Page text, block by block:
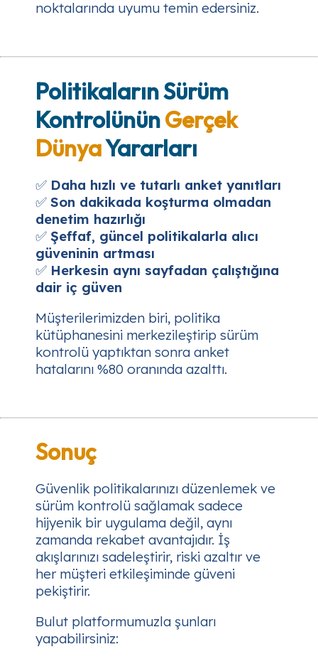
noktalarında uyumu temin edersiniz.
Politikaların Sürüm
KontrolününGerçek
DünyaYararları
✅ Daha hızlı ve tutarlı anket yanıtları
✅ Son dakikada koşturma olmadan
denetim hazırlığı
✅ Şeffaf, güncel politikalarla alıcı
güveninin artması
✅ Herkesin aynı sayfadan çalıştığına
dair iç güven
Müşterilerimizden biri, politika
kütüphanesini merkezileştirip sürüm
kontrolü yaptıktan sonra anket
hatalarını %80 oranında azalttı.
Sonuç
Güvenlik politikalarınızı düzenlemek ve
sürüm kontrolü sağlamak sadece
hijyenik bir uygulama değil, aynı
zamanda rekabet avantajıdır. İş
akışlarınızı sadeleştirir, riski azaltır ve
her müşteri etkileşiminde güveni
pekiştirir.
Bulut platformumuzla şunları
yapabilirsiniz: